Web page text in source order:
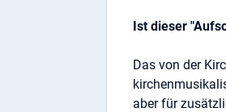
Ist dieser
Das von der
aber für